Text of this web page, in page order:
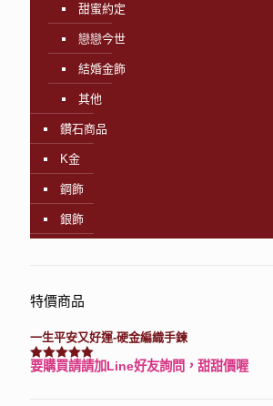
甜蜜約定
戀戀今世
結婚金飾
其他
鑽石商品
K金
鋼飾
銀飾
特價商品
一生平安又好運-硬金編織手鍊
評分7740滿分 5
要購買請請加Line好友詢問，甜甜價喔